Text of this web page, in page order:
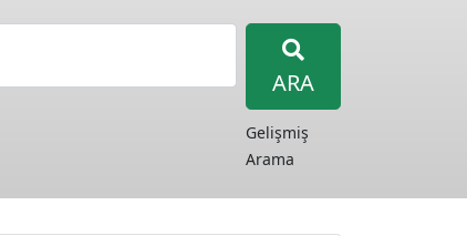
ARA
Gelişmiş
Arama